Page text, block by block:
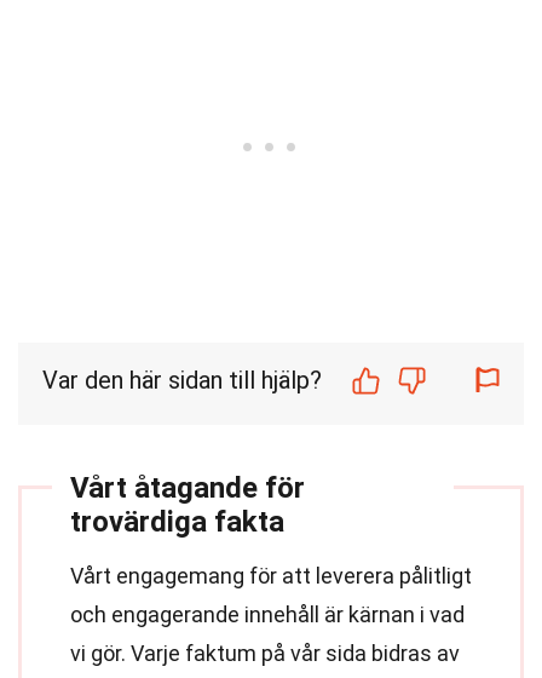
Var den här sidan till hjälp?
Vårt åtagande för
trovärdiga fakta
Vårt engagemang för att leverera pålitligt
och engagerande innehåll är kärnan i vad
vi gör. Varje faktum på vår sida bidras av